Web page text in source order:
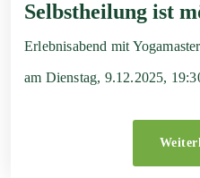
Selbstheilung ist
Erlebnisabend mit
am Dienstag, 9.12.2025,